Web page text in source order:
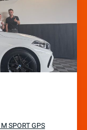
SPORT GPS